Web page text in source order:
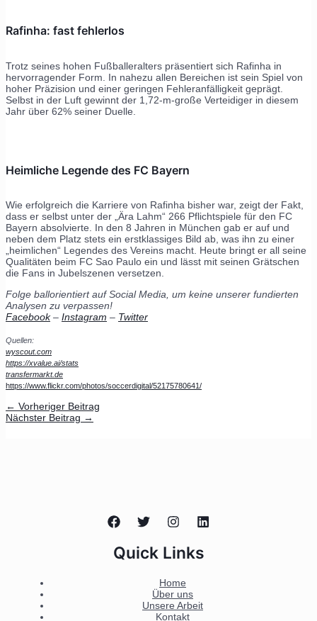
Rafinha: fast fehlerlos
Trotz seines hohen Fußballeralters präsentiert sich Rafinha in
hervorragender Form. In nahezu allen Bereichen ist sein Spiel von
hoher Präzision und einer geringen Fehleranfälligkeit geprägt.
Selbst in der Luft gewinnt der 1,72-m-große Verteidiger in diesem
Jahr über 62% seiner Duelle.
Heimliche Legende des FC Bayern
Wie erfolgreich die Karriere von Rafinha bisher war, zeigt der Fakt,
dass er selbst unter der „Ära Lahm“ 266 Pflichtspiele für den FC
Bayern absolvierte. In den 8 Jahren in München gab er auf und
neben dem Platz stets ein erstklassiges Bild ab, was ihn zu einer
„heimlichen“ Legendes des Vereins macht. Heute bringt er all seine
Qualitäten beim FC Sao Paulo ein und lässt mit seinen Grätschen
die Fans in Jubelszenen versetzen.
Folge ballorientiert auf Social Media, um keine unserer fundierten
Analysen zu verpassen!
Facebook– Instagram – Twitter
Quellen:
wyscout.com
https://xvalue.ai/stats
transfermarkt.de
https://www.flickr.com/photos/soccerdigital/52175780641/
← Vorheriger Beitrag
Nächster Beitrag →
Quick Links
Home
Über uns
Unsere Arbeit
Kontakt